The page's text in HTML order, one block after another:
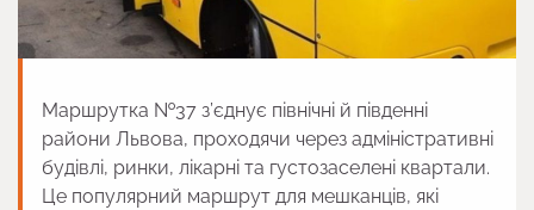
Маршрутка №37 з’єднує північні й південні
райони Львова, проходячи через адміністративні
будівлі, ринки, лікарні та густозаселені квартали.
Це популярний маршрут для мешканців, які